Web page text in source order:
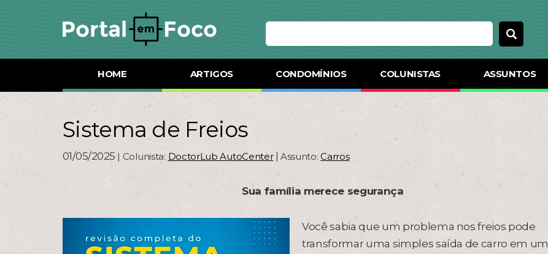
HOME ARTIGOS CONDOMÍNIOS COLUNISTAS ASSUNTOS
Sistema de Freios
01/05/2025 | Colunista: DoctorLub AutoCenter| Assunto:Carros
Sua família merece segurança
Você sabia que um problema nos freios pode
transformar uma simples saída de carro em um